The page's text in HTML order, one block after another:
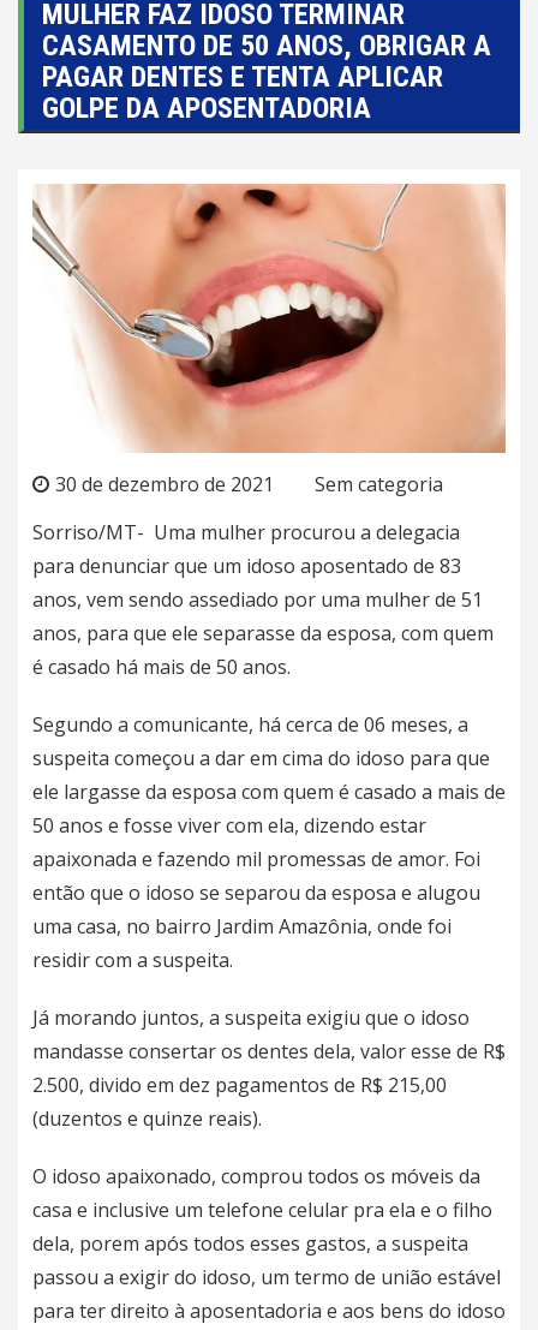
MULHER FAZ IDOSO TERMINAR
CASAMENTO DE 50 ANOS, OBRIGAR A
PAGAR DENTES E TENTA APLICAR
GOLPE DA APOSENTADORIA
30 de dezembro de 2021
Sem categoria
Sorriso/MT- Uma mulher procurou a delegacia
para denunciar que um idoso aposentado de 83
anos, vem sendo assediado por uma mulher de 51
anos, para que ele separasse da esposa, com quem
é casado há mais de 50 anos.
Segundo a comunicante, há cerca de 06 meses, a
suspeita começou a dar em cima do idoso para que
ele largasse da esposa com quem é casado a mais de
50 anos e fosse viver com ela, dizendo estar
apaixonada e fazendo mil promessas de amor. Foi
então que o idoso se separou da esposa e alugou
uma casa, no bairro Jardim Amazônia, onde foi
residir com a suspeita.
Já morando juntos, a suspeita exigiu que o idoso
mandasse consertar os dentes dela, valor esse de R$
2.500, divido em dez pagamentos de R$ 215,00
(duzentos e quinze reais).
O idoso apaixonado, comprou todos os móveis da
casa e inclusive um telefone celular pra ela e o filho
dela, porem após todos esses gastos, a suspeita
passou a exigir do idoso, um termo de união estável
para ter direito à aposentadoria e aos bens do idoso